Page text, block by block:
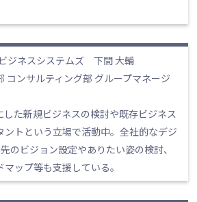
ジネスシステムズ 下間 大輔
コンサルティング部 グループマネージ
した新規ビジネスの検討や既存ビジネス
ントという立場で活動中。全社的なデジ
のビジョン設定やありたい姿の検討、
ップ等も支援している。